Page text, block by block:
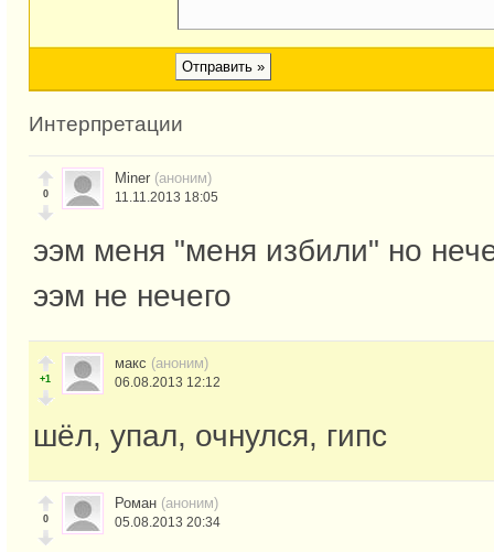
Интерпретации
0
Miner (аноним)
11.11.2013 18:05
ээм меня "меня избили" но
ээм не нечего
+1
макс (аноним)
06.08.2013 12:12
шёл, упал, очнулся, гипс
0
Роман (аноним)
05.08.2013 20:34